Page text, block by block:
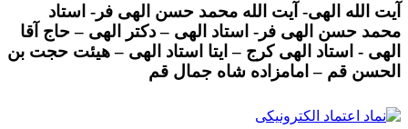
آیت الله الهی- آیت الله محمد حسن الهی فر- استاد
محمد حسن الهی فر- استاد الهی – دکتر الهی – حاج آقا
الهی - استاد الهی کرج – ایتا استاد الهی – هیئت حجت بن
الحسن قم – امامزاده شاه جمال قم